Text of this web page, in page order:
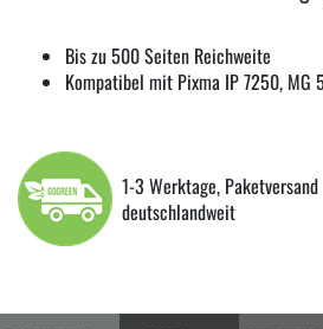
Bis zu 500 Seiten Reichweite
Kompatibel mit Pixma IP 7250, MG
1-3 Werktage, Paketversand
deutschlandweit